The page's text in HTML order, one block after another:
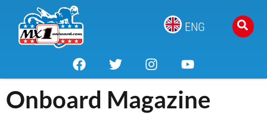
ENG
Onboard Magazine